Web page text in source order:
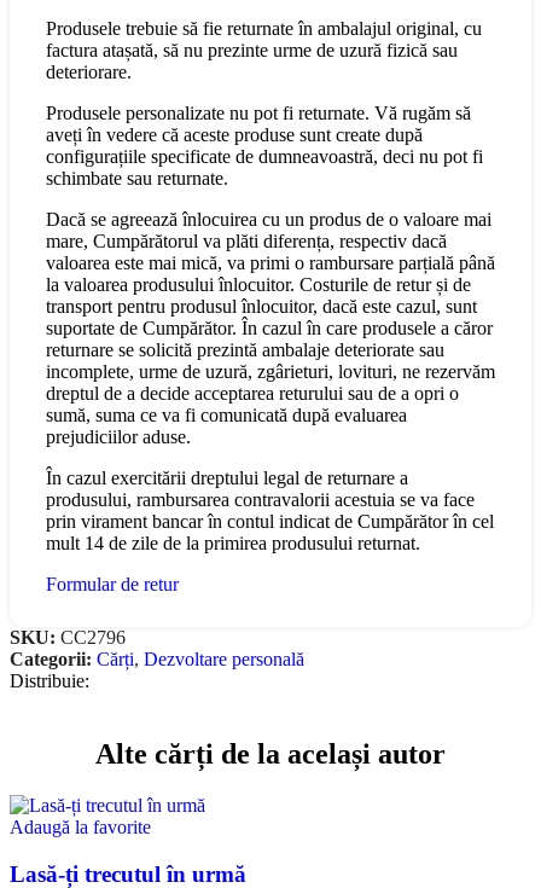
Produsele trebuie să fie returnate în ambalajul original, cu
factura atașată, să nu prezinte urme de uzură fizică sau
deteriorare.
Produsele personalizate nu pot fi returnate. Vă rugăm să
aveți în vedere că aceste produse sunt create după
configurațiile specificate de dumneavoastră, deci nu pot fi
schimbate sau returnate.
Dacă se agreează înlocuirea cu un produs de o valoare mai
mare, Cumpărătorul va plăti diferența, respectiv dacă
valoarea este mai mică, va primi o rambursare parțială până
la valoarea produsului înlocuitor. Costurile de retur și de
transport pentru produsul înlocuitor, dacă este cazul, sunt
suportate de Cumpărător. În cazul în care produsele a căror
returnare se solicită prezintă ambalaje deteriorate sau
incomplete, urme de uzură, zgârieturi, lovituri, ne rezervăm
dreptul de a decide acceptarea returului sau de a opri o
sumă, suma ce va fi comunicată după evaluarea
prejudiciilor aduse.
În cazul exercitării dreptului legal de returnare a
produsului, rambursarea contravalorii acestuia se va face
prin virament bancar în contul indicat de Cumpărător în cel
mult 14 de zile de la primirea produsului returnat.
Formular de retur
SKU: CC2796
Categorii: Cărți, Dezvoltare personală
Distribuie:
Alte cărți de la același autor
Adaugă la favorite
Lasă-ți trecutul în urmă